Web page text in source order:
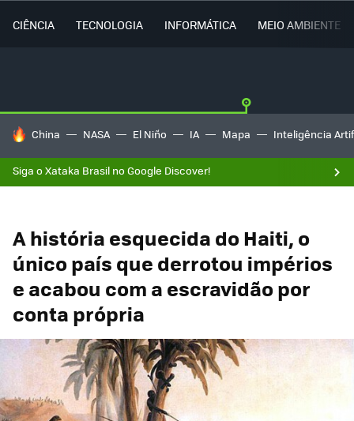
CIÊNCIA TECNOLOGIA INFORMÁTICA MEIO AMBIENTE
TENDÊNCIAS DO DIA
China NASA El Niño IA Mapa Inteligência
Siga o Xataka Brasil no Google Discover!
A história esquecida do Haiti, o
único país que derrotou impérios
e acabou com a escravidão por
conta própria